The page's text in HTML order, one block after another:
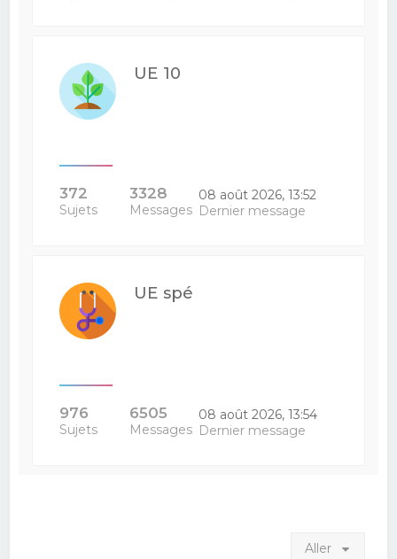
UE 10
372
Sujets
3328
Messages
08 août 2026, 13:52
Dernier message
UE spé
976
Sujets
6505
Messages
08 août 2026, 13:54
Dernier message
Aller